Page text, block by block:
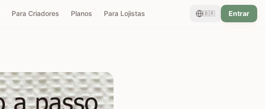
Para Criadores Planos Para Lojistas 🇧🇷 Entrar